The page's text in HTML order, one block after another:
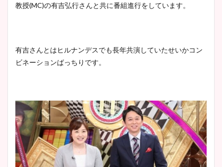
教授(MC)の有吉弘行さんと共に番組進行をしています。
有吉さんとはヒルナンデスでも長年共演していたせいかコン
ビネーションばっちりです。